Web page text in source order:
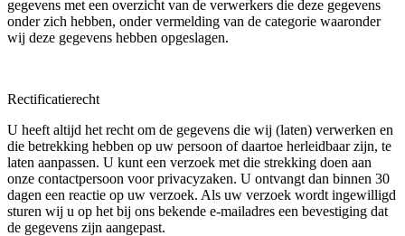
gegevens met een overzicht van de verwerkers die deze gegevens
onder zich hebben, onder vermelding van de categorie waaronder
wij deze gegevens hebben opgeslagen.
Rectificatierecht
U heeft altijd het recht om de gegevens die wij (laten) verwerken en
die betrekking hebben op uw persoon of daartoe herleidbaar zijn, te
laten aanpassen. U kunt een verzoek met die strekking doen aan
onze contactpersoon voor privacyzaken. U ontvangt dan binnen 30
dagen een reactie op uw verzoek. Als uw verzoek wordt ingewilligd
sturen wij u op het bij ons bekende e-mailadres een bevestiging dat
de gegevens zijn aangepast.